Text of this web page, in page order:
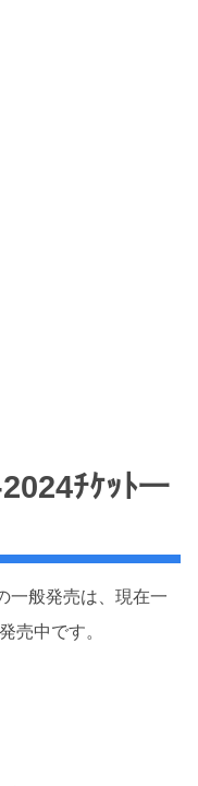
ﾁｹｯﾄ一
一般発売は、現在一
売中です。